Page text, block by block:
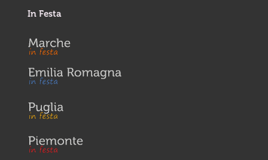
In Festa